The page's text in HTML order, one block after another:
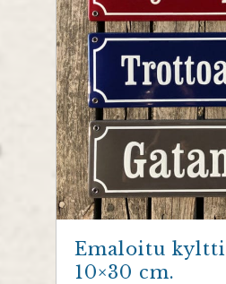
Emaloitu
10×30 cm.